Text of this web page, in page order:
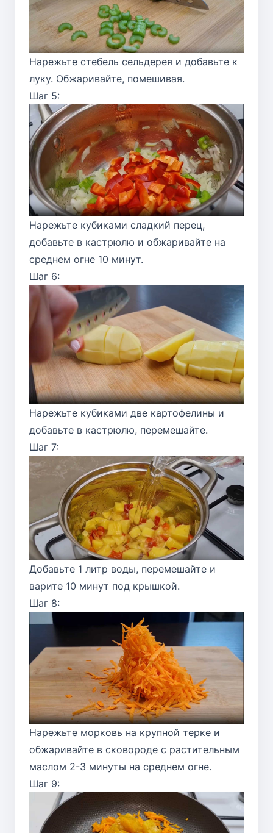
Нарежьте стебель сельдерея и добавьте к
луку. Обжаривайте, помешивая.
Шаг 5:
Нарежьте кубиками сладкий перец,
добавьте в кастрюлю и обжаривайте на
среднем огне 10 минут.
Шаг 6:
Нарежьте кубиками две картофелины и
добавьте в кастрюлю, перемешайте.
Шаг 7:
Добавьте 1 литр воды, перемешайте и
варите 10 минут под крышкой.
Шаг 8:
Нарежьте морковь на крупной терке и
обжаривайте в сковороде с растительным
маслом 2-3 минуты на среднем огне.
Шаг 9: